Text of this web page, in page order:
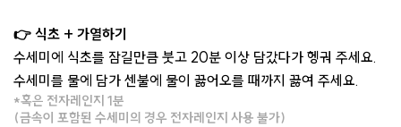
👉 식초 + 가열하기
수세미에 식초를 잠길만큼 붓고 20분 이상 담갔다가 헹궈 주세요.
수세미를 물에 담가 센불에 물이 끓어오를 때까지 끓여 주세요.
*혹은 전자레인지 1분
(금속이 포함된 수세미의 경우 전자레인지 사용 불가)